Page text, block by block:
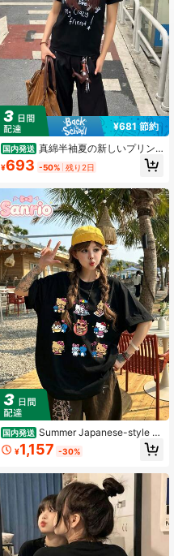
¥681 節約
国内発送 真綿半袖夏の新しいプリン
ト上着のおしゃれでゆったりしたtシ
ャツ
¥693 -50% 残り2日
国内発送 Summer Japanese-style w
omen's cotton T-shirt, cute Sanrio s
un-tanned Hello Kitty print, sweet s
¥1,157 -30%